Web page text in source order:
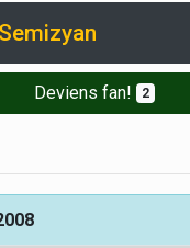
Deviens fan! 2